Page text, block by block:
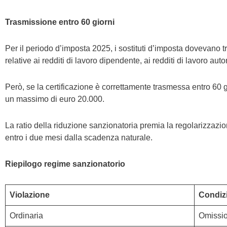
Trasmissione entro 60 giorni
Per il periodo d’imposta 2025, i sostituti d’imposta
relative ai redditi di lavoro dipendente, ai redditi di lavoro
Però, se la certificazione è correttamente trasmessa entro
un massimo di euro 20.000.
La ratio della riduzione sanzionatoria premia la
entro i due mesi dalla scadenza naturale.
Riepilogo regime sanzionatorio
Violazione
Ordinaria